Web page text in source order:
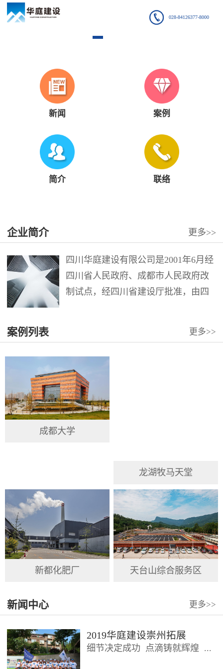
028-84126377-8000
新闻 案例
简介 联络
企业简介 更多>>
四川华庭建设有限公司是2001年6月经
四川省人民政府、成都市人民政府改
制试点，经四川省建设厅批准，由四
万元。公司具有建筑工程施工总承包
壹级、市政公用工程施工总承包壹
级、地...
案例列表 更多>>
成都大学
龙湖牧马天堂
新都化肥厂 天台山综合服务区
新闻中心 更多>>
2019华庭建设崇州拓展
细节决定成功 点滴铸就辉煌 ...